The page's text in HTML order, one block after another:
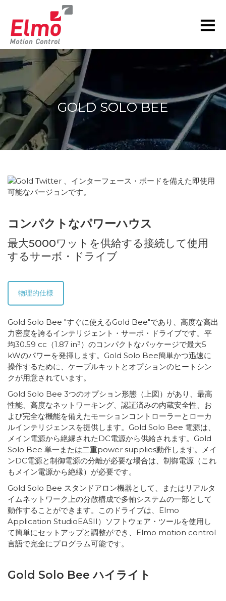
GOLD SOLO BEE
コンパクトなパワーハウス
最大5000ワットを供給する接続して使用
するサーボ・ドライブ
物理的仕様
Gold Solo Bee "すぐに使えるGold Bee"であり、高度な高出
力密度を誇るインテリジェント・サーボ・ドライブです。平
均30.59 cc（1.87 in³）のコンパクトなパッケージで最大5
kWのパワーを発揮します。Gold Solo Bee簡単かつ迅速に
操作するために、ケーブルキットとオプションのヒートシン
クが用意されています。
Gold Solo Bee 3つのオプション形態（上図）があり、最高
性能、高度なネットワーキング、認証済みの内蔵安全性、お
よび完全な機能を備えたモーションコントローラーとローカ
ルインテリジェンスを提供します。Gold Solo Bee 電源は、
メイン電源から絶縁されたDC電源から供給されます。Gold
Solo Bee 単一または二重power supplies動作します。メイ
ンDC電源と制御電源の分離が必要な場合は、制御電源（これ
もメイン電源から絶縁）が必要です。
Gold Solo Bee スタンドアロン機器として、またはリアルタ
イムネットワーク上の分散構成で多軸システムの一部として
動作することができます。このドライブは、Elmo
Application StudioEASII）ソフトウェア・ツールを使用し
て簡単にセットアップと調整ができ、Elmo motion control
言語で完全にプログラム可能です。
Gold Solo Bee ハイライト